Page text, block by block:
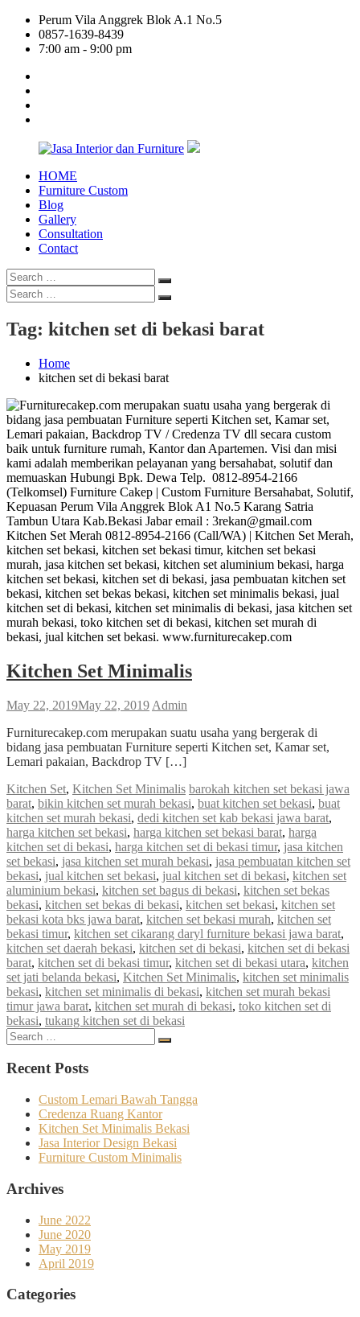
Skip
content
Perum Vila Anggrek Blok A.1 No.5
0857-1639-8439
7:00 am - 9:00 pm
Jasa
Interior
Furniture
HOME
Furniture Custom
Blog
Gallery
Consultation
Contact
Search
for:
Search
Search
for:
Search
Tag: kitchen set di bekasi barat
Home
kitchen set di bekasi barat
Kitchen Set Minimalis
May 22, 2019May 22, 2019 Admin
Furniturecakep.com merupakan suatu usaha yang bergerak di
bidang jasa pembuatan Furniture seperti Kitchen set, Kamar set,
Lemari pakaian, Backdrop TV […]
Kitchen Set, Kitchen Set Minimalis barokah kitchen set bekasi jawa
barat, bikin kitchen set murah bekasi, buat kitchen set bekasi, buat
kitchen set murah bekasi, dedi kitchen set kab bekasi jawa barat,
harga kitchen set bekasi, harga kitchen set bekasi barat, harga
kitchen set di bekasi, harga kitchen set di bekasi timur, jasa kitchen
set bekasi, jasa kitchen set murah bekasi, jasa pembuatan kitchen set
bekasi, jual kitchen set bekasi, jual kitchen set di bekasi, kitchen set
aluminium bekasi, kitchen set bagus di bekasi, kitchen set bekas
bekasi, kitchen set bekas di bekasi, kitchen set bekasi, kitchen set
bekasi kota bks jawa barat, kitchen set bekasi murah, kitchen set
bekasi timur, kitchen set cikarang daryl furniture bekasi jawa barat,
kitchen set daerah bekasi, kitchen set di bekasi, kitchen set di bekasi
barat, kitchen set di bekasi timur, kitchen set di bekasi utara, kitchen
set jati belanda bekasi, Kitchen Set Minimalis, kitchen set minimalis
bekasi, kitchen set minimalis di bekasi, kitchen set murah bekasi
timur jawa barat, kitchen set murah di bekasi, toko kitchen set di
bekasi, tukang kitchen set di bekasi
Search
for:
Search
Recent Posts
Custom Lemari Bawah Tangga
Credenza Ruang Kantor
Kitchen Set Minimalis Bekasi
Jasa Interior Design Bekasi
Furniture Custom Minimalis
Archives
June 2022
June 2020
May 2019
April 2019
Categories